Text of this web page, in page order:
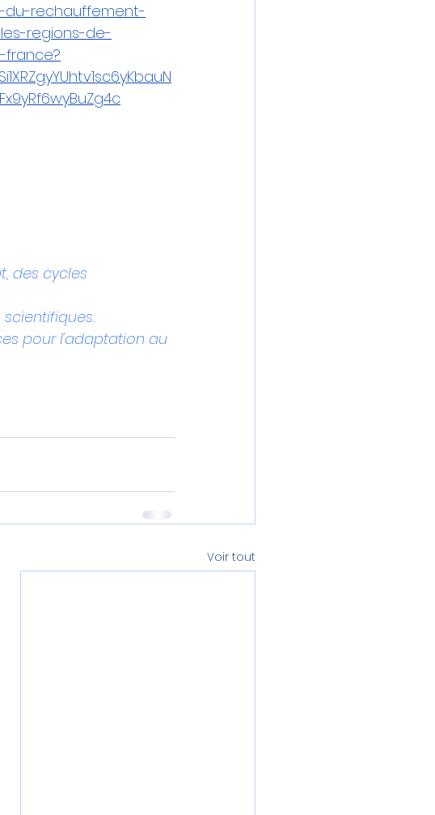
du-rechauffement-
regions-de-
des cycles
pour l'adaptation au
Voir tout